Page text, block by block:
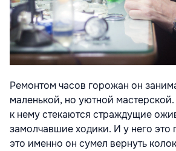
Ремонтом часов горожан он
маленькой, но уютной
к нему стекаются страждущие
замолчавшие ходики. И у него это
это именно он сумел вернуть